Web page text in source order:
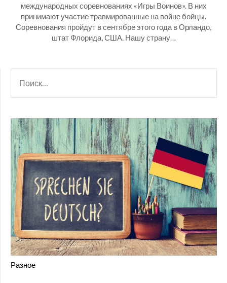
международных соревнованиях «Игры Воинов». В них
принимают участие травмированные на войне бойцы.
Соревнования пройдут в сентябре этого года в Орландо,
штат Флорида, США. Нашу страну…
Разное